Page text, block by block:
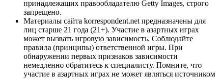
принадлежащих правообладателю Getty Images, строго
запрещено.
Материалы сайта korrespondent.net предназначены для
лиц старше 21 года (21+). Участие в азартных играх
может вызвать игровую зависимость. Соблюдайте
правила (принципы) ответственной игры. При
обнаружении первых признаков зависимости
немедленно обратитесь к специалисту. Помните, что
участие в азартных играх не может являться источником